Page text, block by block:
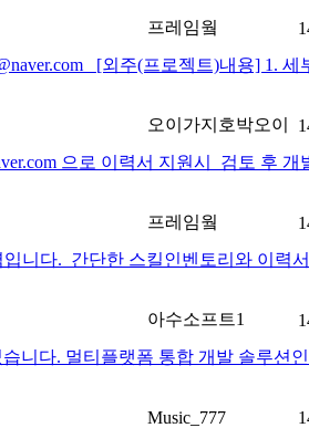
프레임웤
[외주(프로젝트)내용] 1.
오이가지호박오이
으로 이력서 지원시 검토 후
프레임웤
니다. ​ 간단한 스킬인벤토리와 이력
아수소프트1
니다. 멀티플랫폼 통합 개발 솔루션
Music_777